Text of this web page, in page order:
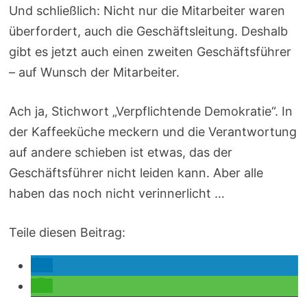
Und schließlich: Nicht nur die Mitarbeiter waren
überfordert, auch die Geschäftsleitung. Deshalb
gibt es jetzt auch einen zweiten Geschäftsführer
– auf Wunsch der Mitarbeiter.
Ach ja, Stichwort „Verpflichtende Demokratie“. In
der Kaffeeküche meckern und die Verantwortung
auf andere schieben ist etwas, das der
Geschäftsführer nicht leiden kann. Aber alle
haben das noch nicht verinnerlicht …
Teile diesen Beitrag: